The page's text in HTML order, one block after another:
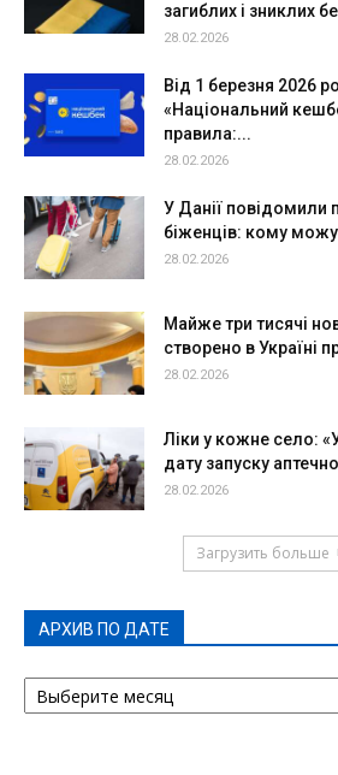
загиблих і зниклих
28.02.2026
Від 1 березня 2026
«Національний
правила:...
28.02.2026
У Данії повідомили
біженців: кому
28.02.2026
Майже три тисячі
створено в Україні
28.02.2026
Ліки у кожне село:
дату запуску
28.02.2026
Загрузить больше
АРХИВ ПО ДАТЕ
АРХИВ
ПО